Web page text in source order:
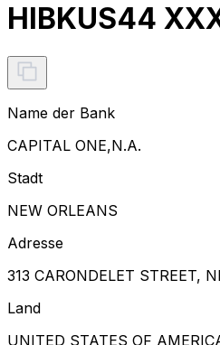
HIBKUS44
Name der Bank
CAPITAL ONE,N.A.
Stadt
NEW ORLEANS
Adresse
313 CARONDELET STREET,
Land
UNITED STATES OF